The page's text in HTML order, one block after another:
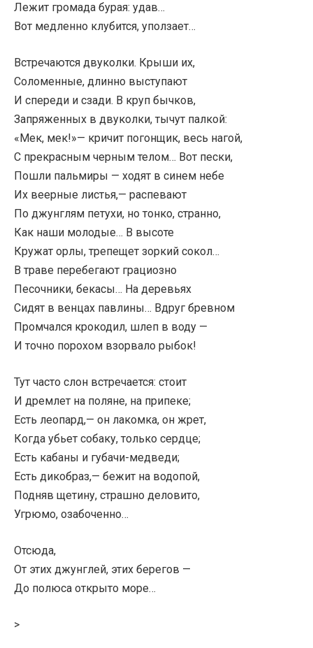
Лежит громада бурая: удав…
Вот медленно клубится, уползает…
Встречаются двуколки. Крыши их,
Соломенные, длинно выступают
И спереди и сзади. В круп бычков,
Запряженных в двуколки, тычут палкой:
«Мек, мек!»— кричит погонщик, весь нагой,
С прекрасным черным телом… Вот пески,
Пошли пальмиры — ходят в синем небе
Их веерные листья,— распевают
По джунглям петухи, но тонко, странно,
Как наши молодые… В высоте
Кружат орлы, трепещет зоркий сокол…
В траве перебегают грациозно
Песочники, бекасы… На деревьях
Сидят в венцах павлины… Вдруг бревном
Промчался крокодил, шлеп в воду —
И точно порохом взорвало рыбок!
Тут часто слон встречается: стоит
И дремлет на поляне, на припеке;
Есть леопард,— он лакомка, он жрет,
Когда убьет собаку, только сердце;
Есть кабаны и губачи-медведи;
Есть дикобраз,— бежит на водопой,
Подняв щетину, страшно деловито,
Угрюмо, озабоченно…
Отсюда,
От этих джунглей, этих берегов —
До полюса открыто море…
>